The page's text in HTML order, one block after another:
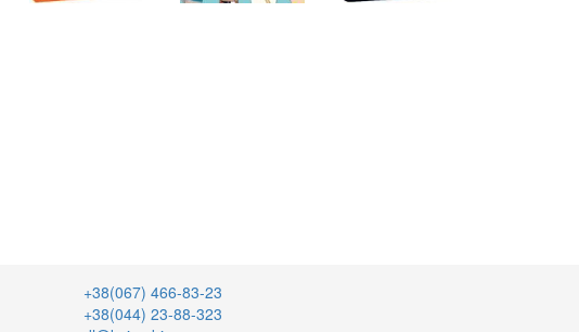
+38(067) 466-83-23
+38(044) 23-88-323